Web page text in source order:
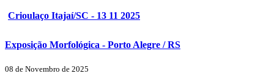
Crioulaço Itajaí/SC - 13 11 2025
Exposição Morfológica - Porto Alegre / RS
08 de Novembro de 2025